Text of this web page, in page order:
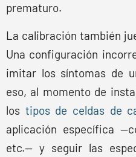
prematuro.
La calibración también
Una configuración
imitar los síntomas de
eso, al momento de
los tipos de celdas de
aplicación específica
etc.— y seguir las